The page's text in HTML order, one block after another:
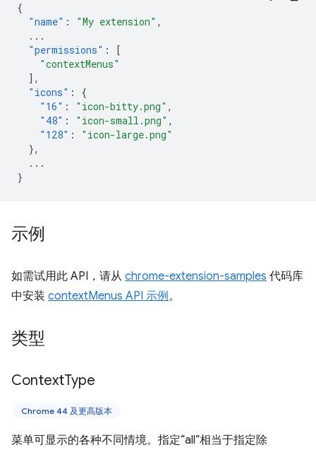
{
"name" : "My extension" ,
...
"permissions" :
[
"contextMenus"
],
"icons" :
{
"16" : "icon-bitty.png" ,
"48" : "icon-small.png" ,
"128" :
"icon-large.png"
},
...
}
示例
如需试用此 API，请从 chrome-extension-samples 代码库
中安装 contextMenus API 示例。
类型
ContextType
Chrome 44 及更高版本
菜单可显示的各种不同情境。指定“all”相当于指定除